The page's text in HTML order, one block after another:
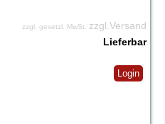
zzgl. gesetzl. MwSt.
zzgl.Versand
Lieferbar
Login